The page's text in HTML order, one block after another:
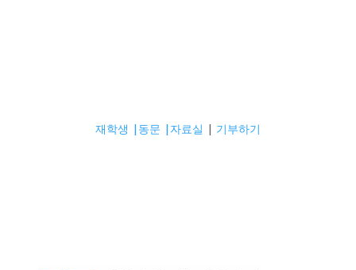
재학생 | 동문 | 자료실 | 기부하기